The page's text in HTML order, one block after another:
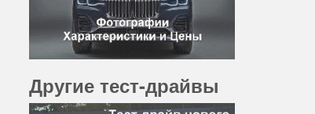
Другие тест-драйвы